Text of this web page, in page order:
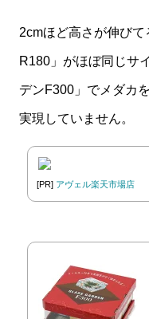
2cmほど高さが伸び
R180」がほぼ同じサ
デンF300」でメダカ
実現していません。
[PR] アヴェル楽天市場店